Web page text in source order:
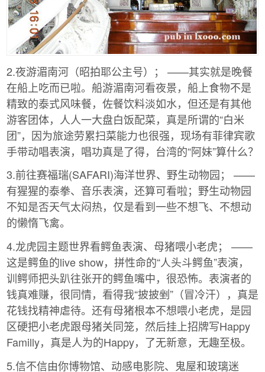
2.夜游湄南河（昭拍耶公主号）； ——其实就是晚餐
在船上吃而已啦。船游湄南河看夜景，船上食物不是
精致的泰式风味餐，佐餐饮料淡如水，但还是有其他
游客团体，人人一大盘白饭配菜，真是所谓的“白米
团”，因为旅途劳累扫菜能力也很强，现场有菲律宾歌
手带动唱表演，唱功真是了得，台湾的“阿妹”算什么？
3.前往赛福瑞(SAFARI)海洋世界、野生动物园； ——
有猩猩的泰拳、音乐表演，还算可看啦；野生动物园
不知是否天气太闷热，仅是看到一些不想飞、不想动
的懒惰飞禽。
4.龙虎园主题世界看鳄鱼表演、母猪喂小老虎； ——
这是鳄鱼的live show，拼性命的“人头斗鳄鱼”表演，
训鳄师把头趴往张开的鳄鱼嘴中，很恐怖。表演者的
钱真难赚，很同情，看得我“披披剉”（冒冷汗），真是
花钱找精神虐待。还有母猪根本不想喂小老虎，是园
区硬把小老虎跟母猪关同笼，然后挂上招牌写Happy
Familly，真是人为的Happy，了无新意，无趣至极。
5.信不信由你博物馆、动感电影院、鬼屋和玻璃迷